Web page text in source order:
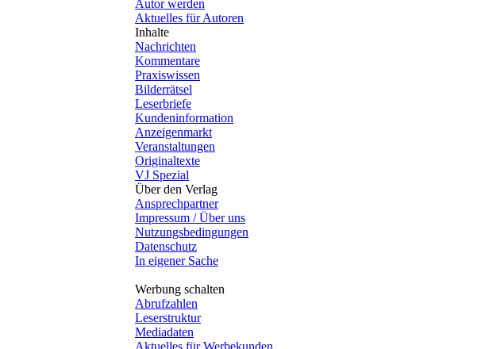
Autor werden
Aktuelles für Autoren
Inhalte
Nachrichten
Kommentare
Praxiswissen
Bilderrätsel
Leserbriefe
Kundeninformation
Anzeigenmarkt
Veranstaltungen
Originaltexte
VJ Spezial
Über den Verlag
Ansprechpartner
Impressum / Über uns
Nutzungsbedingungen
Datenschutz
In eigener Sache
Werbung schalten
Abrufzahlen
Leserstruktur
Mediadaten
Aktuelles für Werbekunden